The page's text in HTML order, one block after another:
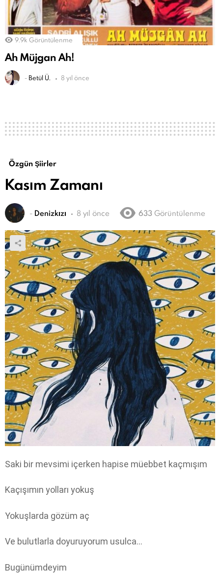
9.9k Görüntülenme
Ah Müjgan Ah!
- Betül Ü. 8 yıl önce
Özgün Şiirler
Kasım Zamanı
- Denizkızı 8 yıl önce 633 Görüntülenme
Saki bir mevsimi içerken hapise müebbet kaçmışım
Kaçışımın yolları yokuş
Yokuşlarda gözüm aç
Ve bulutlarla doyuruyorum usulca…
Bugünümdeyim